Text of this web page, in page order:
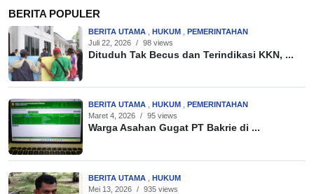
BERITA POPULER
BERITA UTAMA HUKUM
PEMERINTAHAN
Juli 22, 2026 / 98 views
Dituduh Tak Becus dan Terindikasi KKN, ...
BERITA UTAMA HUKUM
PEMERINTAHAN
Maret 4, 2026 / 95 views
Warga Asahan Gugat PT Bakrie di ...
BERITA UTAMA
HUKUM
Mei 13, 2026 / 935 views